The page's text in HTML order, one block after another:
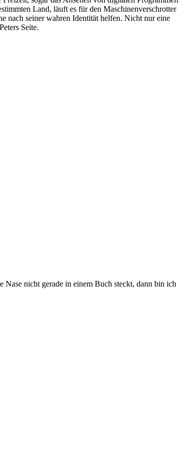
Land, läuft es für den Maschinenverschrotter
nach seiner wahren Identität helfen. Nicht nur eine
Seite.
nicht gerade in einem Buch steckt, dann bin ich